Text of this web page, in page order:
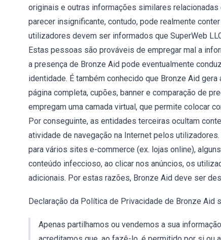
originais e outras informações similares
parecer insignificante, contudo, pode realmente
utilizadores devem ser informados que SuperWeb
Estas pessoas são prováveis de empregar mal a
a presença de Bronze Aid pode eventualmente
identidade. É também conhecido que Bronze Aid
página completa, cupões, banner e comparação de
empregam uma camada virtual, que permite colocar
Por conseguinte, as entidades terceiras ocultam
atividade de navegação na Internet pelos
para vários sites e-commerce (ex. lojas online),
conteúdo infeccioso, ao clicar nos anúncios, os
adicionais. Por estas razões, Bronze Aid deve ser
Declaração da Política de Privacidade de Bronze Aid
Apenas partilhamos ou vendemos a sua